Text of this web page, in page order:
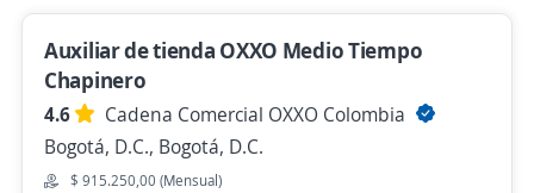
Bogotá, D.C., Bogotá, D.C.
Hace 2 horas
Anterior
Auxiliar de tienda OXXO Medio Tiempo
Chapinero
4.6
Cadena Comercial OXXO Colombia
Bogotá, D.C., Bogotá, D.C.
$ 915.250,00 (Mensual)